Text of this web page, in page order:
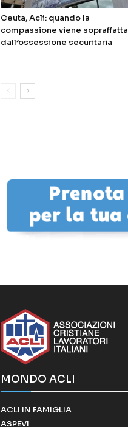
Ceuta, Acli: quando la
compassione viene sopraffatta
dall’ossessione securitaria
MONDO ACLI
ACLI IN FAMIGLIA
ASPEVI